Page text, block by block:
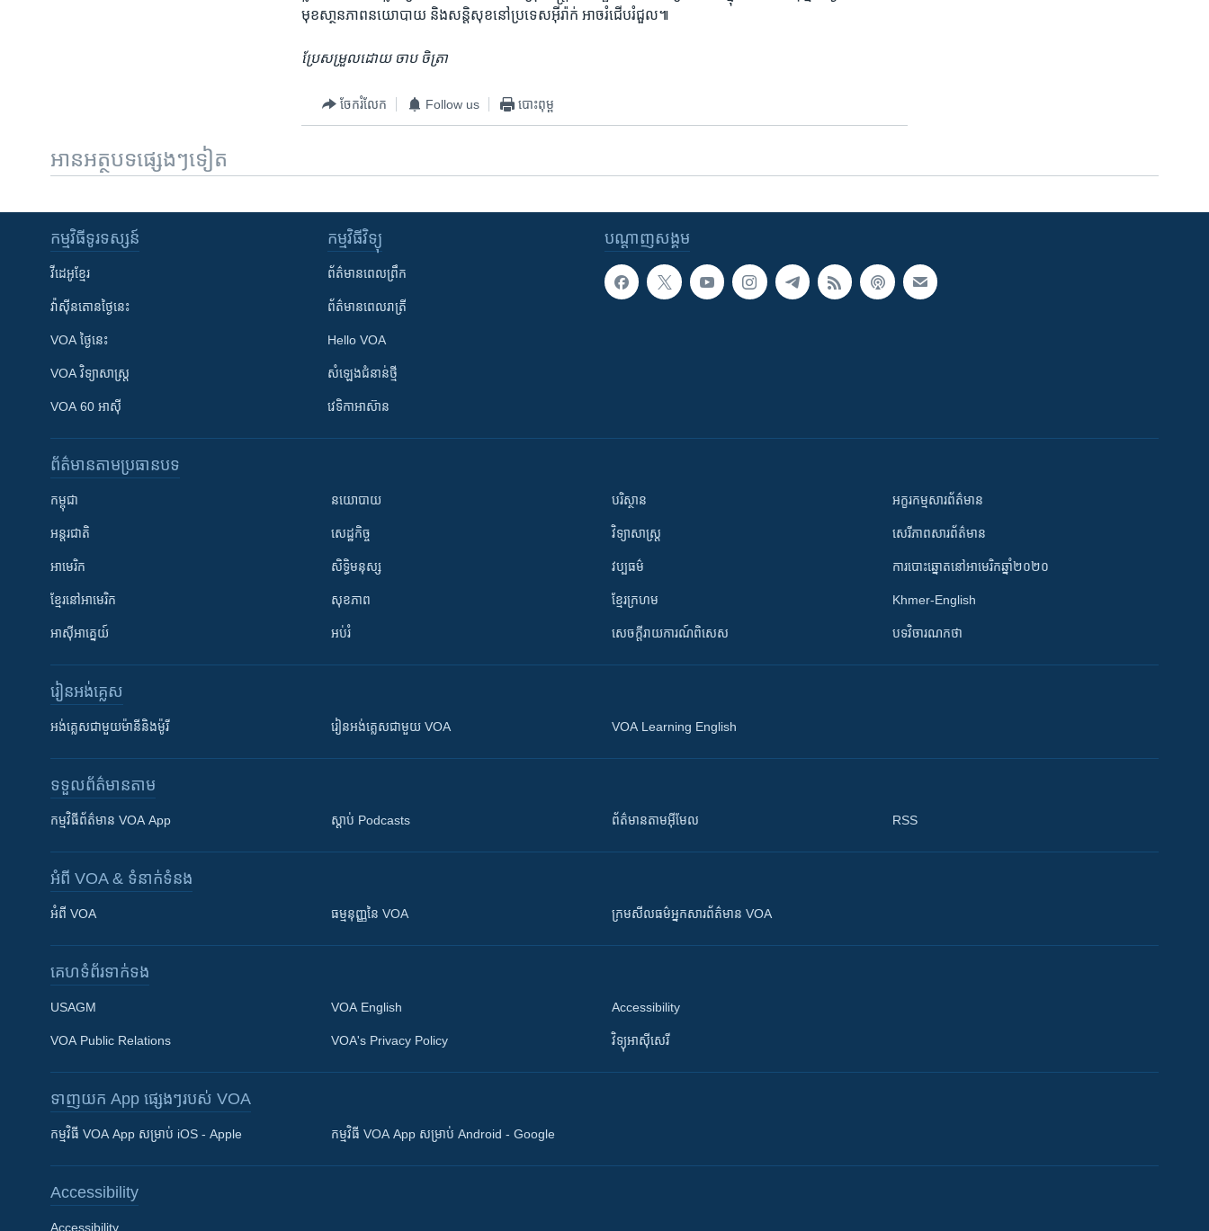
Khmer English
មុខសា្ថនភាព​នយោបាយ និង​សន្តិសុខ​នៅប្រទេស​អ៊ីរ៉ាក់​ អាចរំជើប​រំជួល៕
ប្រែសម្រួលដោយ ចាប ចិត្រា
ចែករំលែក Follow us បោះពុម្ព
អានអត្ថបទផ្សេងៗទៀត
បណ្តាញ​សង្គម
កម្មវិធី​ទូរទស្សន៍
វីដេអូ​ខ្មែរ
វ៉ាស៊ីនតោន​ថ្ងៃ​នេះ
VOA ថ្ងៃនេះ
VOA ​វិទ្យាសាស្ត្រ
VOA 60 អាស៊ី
កម្មវិធី​វិទ្យុ
ព័ត៌មាន​ពេល​ព្រឹក
ព័ត៌មាន​​ពេល​រាត្រី
Hello VOA
សំឡេង​ជំនាន់​ថ្មី
វេទិកា​អាស៊ាន
ព័ត៌មាន​តាមប្រធានបទ​
កម្ពុជា
អន្តរជាតិ
អាមេរិក
ខ្មែរ​នៅអាមេរិក
អាស៊ីអាគ្នេយ៍
នយោបាយ
សេដ្ឋកិច្ច
សិទ្ធិមនុស្ស
សុខភាព
អប់រំ
បរិស្ថាន
វិទ្យាសាស្រ្ត
វប្បធម៌
ខ្មែរក្រហម
សេចក្តីរាយការណ៍ពិសេស
អក្ខរកម្មសារព័ត៌មាន
សេរីភាពសារព័ត៌មាន
ការបោះឆ្នោតនៅអាមេរិកឆ្នាំ២០២០
Khmer-English
បទវិចារណកថា
រៀន​​អង់គ្លេស
អង់គ្លេស​ជាមួយ​ម៉ានី​និង​ម៉ូរី រៀន​​​​​​អង់គ្លេស​​ជាមួយ VOA VOA Learning English
ទទួល​ព័ត៌មាន​តាម
កម្មវិធី​ព័ត៌មាន VOA App ស្តាប់ Podcasts ព័ត៌មាន​តាម​អ៊ីមែល RSS
អំពី​ VOA & ទំនាក់ទំនង
អំពី​ VOA ធម្មនុញ្ញ​នៃ VOA ក្រម​​​សីលធម៌​​​អ្នក​​​សារព័ត៌មាន VOA
គេហទំព័រ​​ទាក់ទង
USAGM
VOA Public Relations
VOA English
VOA's Privacy Policy
Accessibility
វិទ្យុ​អាស៊ី​សេរី
ទាញយក​ App ផ្សេងៗ​របស់​ VOA
កម្មវិធី​ VOA App សម្រាប់ iOS - Apple កម្មវិធី​ VOA App សម្រាប់ Android - Google
Accessibility
Accessibility